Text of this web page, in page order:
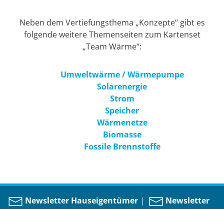
Neben dem Vertiefungsthema „Konzepte“ gibt es
folgende weitere Themenseiten zum Kartenset
„Team Wärme“:
Umweltwärme / Wärmepumpe
Solarenergie
Strom
Speicher
Wärmenetze
Biomasse
Fossile Brennstoffe
Newsletter Hauseigentümer |
Newsletter